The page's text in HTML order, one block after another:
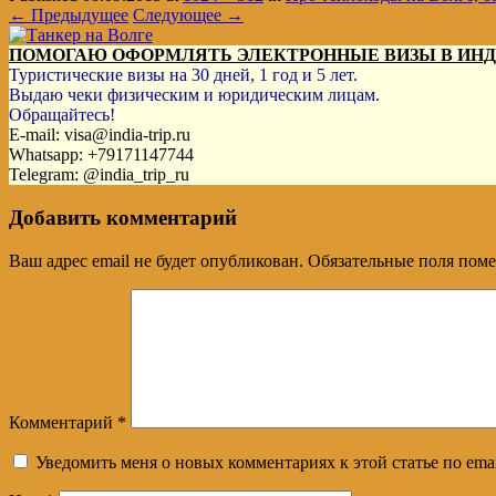
← Предыдущее Следующее →
ПОМОГАЮ ОФОРМЛЯТЬ ЭЛЕКТРОННЫЕ ВИЗЫ В
Туристические визы на 30 дней, 1 год и 5 лет.
Выдаю чеки физическим и юридическим лицам.
Обращайтесь!
E-mail: visa@india-trip.ru
Whatsapp: +79171147744
Telegram: @india_trip_ru
Добавить комментарий
Ваш адрес email не будет опубликован. Обязательные поля
Комментарий *
Уведомить меня о новых комментариях к этой статье по